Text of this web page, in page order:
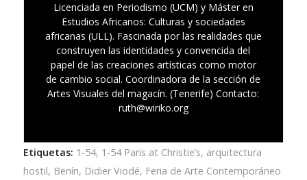
Licenciada en Periodismo (UCM) y Máster en
Estudios Africanos: Culturas y sociedades
africanas (ULL). Fascinada por las realidades que
construyen las identidades y convencida del
papel de las creaciones artísticas como motor
de cambio social. Coordinadora de la sección de
Artes Visuales del magacín. (Tenerife) Contacto:
ruth@wiriko.org
Etiquetas: 1-54, 1-54 Paris at Christie’s, arquitectura
hostil, Benín, Didier Viodé, Feria de Arte Contemporáneo